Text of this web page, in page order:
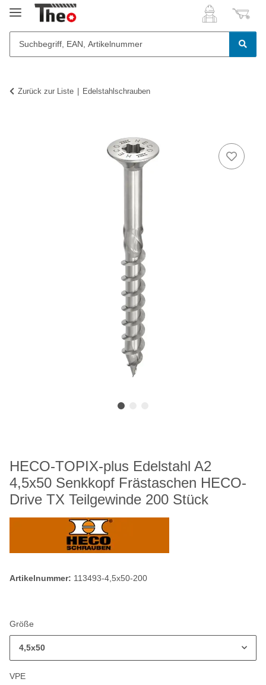
Zurück zur Liste Edelstahlschrauben
HECO-TOPIX-plus Edelstahl A2
4,5x50 Senkkopf Frästaschen HECO-
Drive TX Teilgewinde 200 Stück
Artikelnummer: 113493-4,5x50-200
Größe
4,5x50
VPE